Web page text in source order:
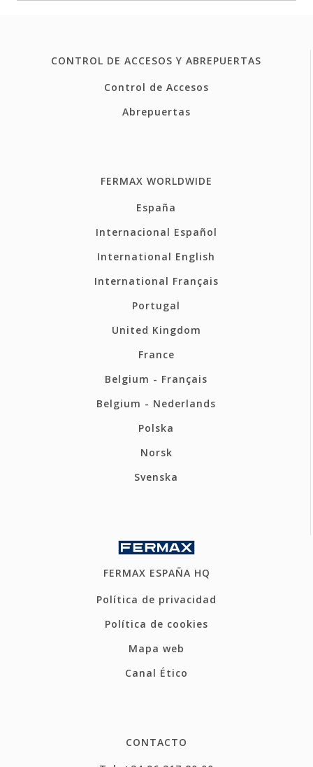
CONTROL DE ACCESOS Y ABREPUERTAS
Control de Accesos
Abrepuertas
FERMAX WORLDWIDE
España
Internacional Español
International English
International Français
Portugal
United Kingdom
France
Belgium - Français
Belgium - Nederlands
Polska
Norsk
Svenska
FERMAX ESPAÑA HQ
Política de privacidad
Política de cookies
Mapa web
Canal Ético
CONTACTO